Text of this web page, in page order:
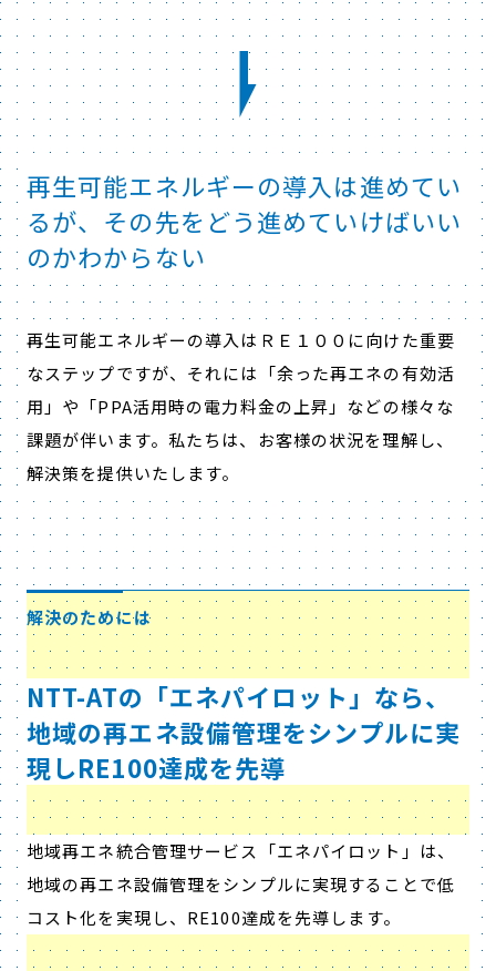
再生可能エネルギーの導入は進めてい
るが、その先をどう進めていけばいい
のかわからない
再生可能エネルギーの導入はＲＥ１００に向けた重要
なステップですが、それには「余った再エネの有効活
用」や「PPA活用時の電力料金の上昇」などの様々な
課題が伴います。私たちは、お客様の状況を理解し、
解決策を提供いたします。
解決のためには
NTT-ATの「エネパイロット」なら、
地域の再エネ設備管理をシンプルに実
現しRE100達成を先導
地域再エネ統合管理サービス「エネパイロット」は、
地域の再エネ設備管理をシンプルに実現することで低
コスト化を実現し、RE100達成を先導します。